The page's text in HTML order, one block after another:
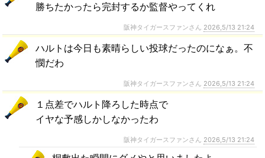
勝ちたかったら完封するか監督やってくれ
阪神タイガースファンさん 2026,5/13 21:24
ハルトは今日も素晴らしい投球だったのになぁ。不
憫だわ
阪神タイガースファンさん 2026,5/13 21:24
１点差でハルト降ろした時点で
イヤな予感しかしなかったわ
阪神タイガースファンさん 2026,5/13 21:24